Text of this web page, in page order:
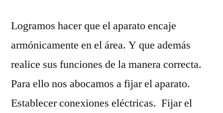
Logramos hacer que el aparato encaje
armónicamente en el área. Y que además
realice sus funciones de la manera correcta.
Para ello nos abocamos a fijar el aparato.
Establecer conexiones eléctricas. Fijar el